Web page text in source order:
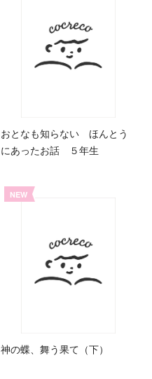
おとなも知らない ほんとう
にあったお話 ５年生
NEW
神の蝶、舞う果て（下）